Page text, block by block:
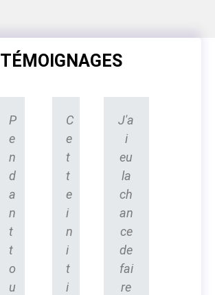
TÉMOIGNAGES
P
e
n
d
a
n
t
t
o
u
C
e
t
t
e
i
n
i
t
i
J'a
i
eu
la
ch
an
ce
de
fai
re